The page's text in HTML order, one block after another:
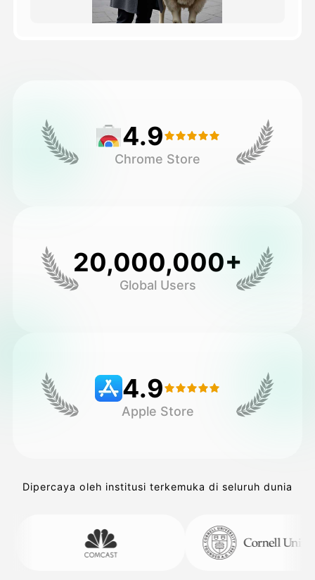
4.9
Chrome Store
20,000,000+
Global Users
4.9
Apple Store
Dipercaya oleh institusi terkemuka di seluruh dunia